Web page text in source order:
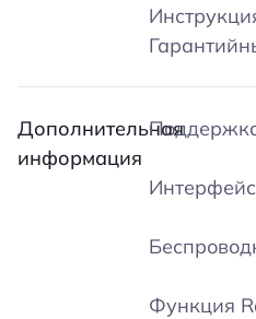
Дополнительная
информация
Функция